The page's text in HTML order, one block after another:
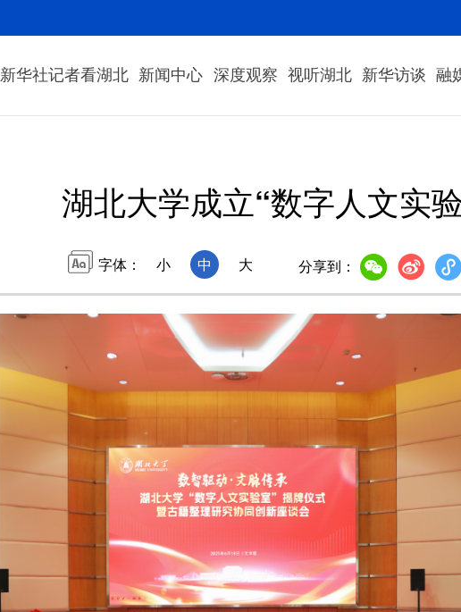
新华社记者看湖北 新闻中心 深度观察 视听湖北 新华访谈 融
湖北大学成立“数字人文实
字体： 小 中 大 分享到：